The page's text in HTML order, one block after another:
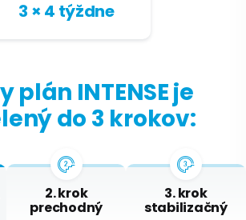
3 × 4 týždne
plán INTENSE je
do 3 krokov:
2. krok
prechodný
3. krok
stabilizačný